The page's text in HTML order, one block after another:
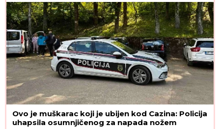
Ovo je muškarac koji je ubijen kod Cazina: Policija
uhapsila osumnjičenog za napada nožem